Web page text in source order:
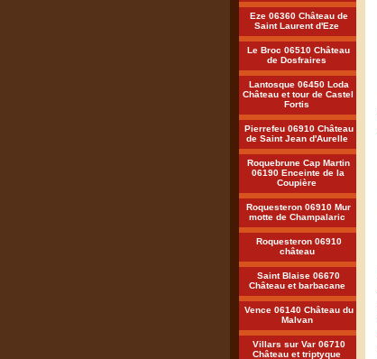
Eze 06360 Château de
Saint Laurent d'Eze
Le Broc 06510 Château
de Dosfraires
Lantosque 06450 Loda
Château et tour de Castel
Fortis
Pierrefeu 06910 Château
de Saint Jean d'Aurelle
Roquebrune Cap Martin
06190 Enceinte de la
Coupière
Roquesteron 06910 Mur
motte de Champalaric
Roquesteron 06910
château
Saint Blaise 06670
Château et barbacane
Vence 06140 Château du
Malvan
Villars sur Var 06710
Château et triptyque